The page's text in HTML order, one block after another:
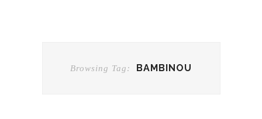
Browsing Tag: BAMBINOU